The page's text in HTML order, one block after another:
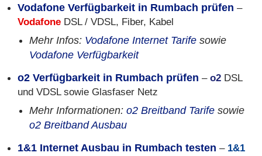
Vodafone Verfügbarkeit in Rumbach prüfen –
Vodafone DSL / VDSL, Fiber, Kabel
Mehr Infos: Vodafone Internet Tarife sowie
Vodafone Verfügbarkeit
o2 Verfügbarkeit in Rumbach prüfen – o2 DSL
und VDSL sowie Glasfaser Netz
Mehr Informationen: o2 Breitband Tarife sowie
o2 Breitband Ausbau
1&1 Internet Ausbau in Rumbach testen – 1&1